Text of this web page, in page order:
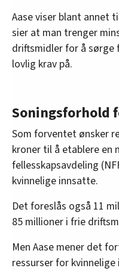
Aase viser blant annet
sier at man trenger
driftsmidler for å
lovlig krav på.
Soningsforhold
Som forventet ønsker
kroner til å etablere en
fellesskapsavdeling
kvinnelige innsatte.
Det foreslås også 11
85 millioner i frie
Men Aase mener det
ressurser for